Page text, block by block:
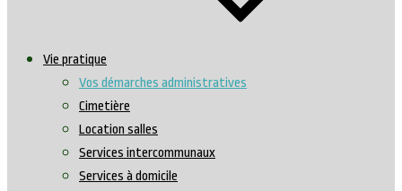
Vie pratique
Vos démarches administratives
Cimetière
Location salles
Services intercommunaux
Services à domicile